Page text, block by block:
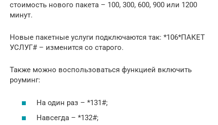
стоимость нового пакета – 100, 300, 600, 900 или 1200
минут.
Новые пакетные услуги подключаются так: *106*ПАКЕТ
УСЛУГ# – изменится со старого.
Также можно воспользоваться функцией включить
роуминг:
На один раз – *131#;
Навсегда – *132#;